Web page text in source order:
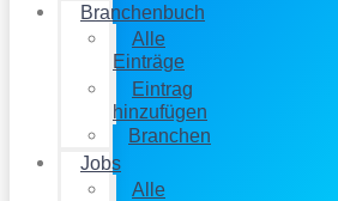
Branchenbuch
Alle
Einträge
Eintrag
hinzufügen
Branchen
Jobs
Alle